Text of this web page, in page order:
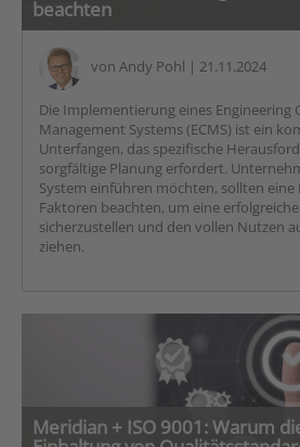
beachten
von Andy Pohl | 21.11.2024
Die Implementierung eines Engineering
Management Systems (ECMS) ist ein
Unterfangen, das spezifische
sorgfältige Planung erfordert.
System einführen möchten, sollten eine
Faktoren beachten, um eine
sicherzustellen und den vollen Nutzen
ziehen.
Meridian + ISO 9001: Warum